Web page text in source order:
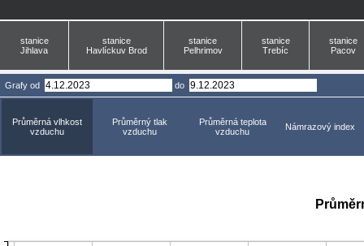
stanice
Jihlava
stanice
Havlíckuv Brod
stanice
Pelhrimov
stanice
Trebíc
stanice
Pacov
Grafy od do
Průměrná vlhkost
vzduchu
Průměrný tlak
vzduchu
Průměrná teplota
vzduchu
Námrazový index